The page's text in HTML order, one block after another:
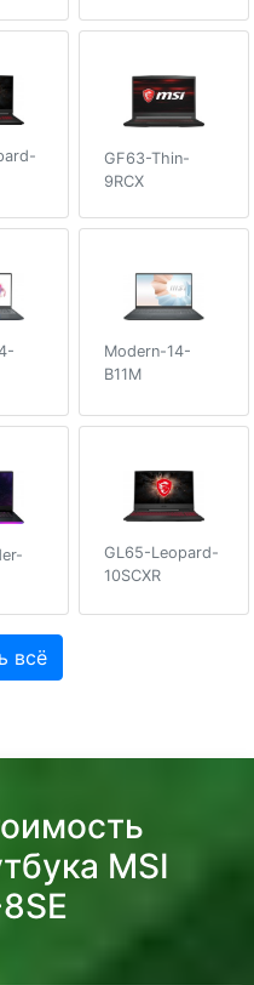
GF63-Thin-
9RCX
Modern-14-
B11M
GL65-Leopard-
10SCXR
всё
MSI